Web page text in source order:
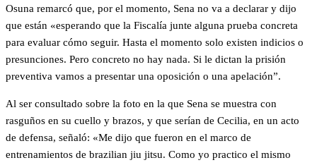
Osuna remarcó que, por el momento, Sena no va a declarar y dijo
que están «esperando que la Fiscalía junte alguna prueba concreta
para evaluar cómo seguir. Hasta el momento solo existen indicios o
presunciones. Pero concreto no hay nada. Si le dictan la prisión
preventiva vamos a presentar una oposición o una apelación”.
Al ser consultado sobre la foto en la que Sena se muestra con
rasguños en su cuello y brazos, y que serían de Cecilia, en un acto
de defensa, señaló: «Me dijo que fueron en el marco de
entrenamientos de brazilian jiu jitsu. Como yo practico el mismo